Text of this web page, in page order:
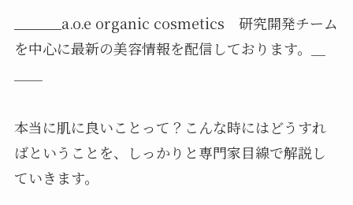
______a.o.e organic cosmetics 研究開発チーム
を中心に最新の美容情報を配信しております。＿
本当に肌に良いことって？こんな時にはどうすれ
ばということを、しっかりと専門家目線で解説し
ていきます。